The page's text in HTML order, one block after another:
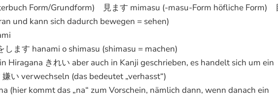
Form/Grundform) 見ます mimasu (-masu-Form höfliche Form)
und kann sich dadurch bewegen = sehen)
ます hanami o shimasu (shimasu = machen)
Hiragana きれい aber auch in Kanji geschrieben, es handelt sich um ein
い verwechseln (das bedeutet „verhasst“)
(hier kommt das „na“ zum Vorschein, nämlich dann, wenn danach ein